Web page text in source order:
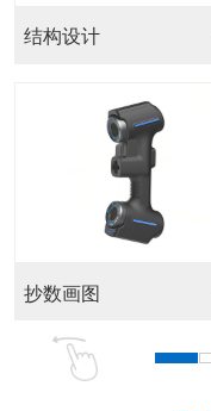
结构设计
抄数画图